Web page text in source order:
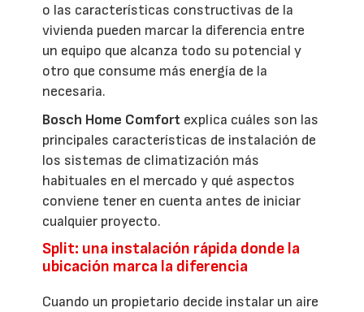
o las características constructivas de la
vivienda pueden marcar la diferencia entre
un equipo que alcanza todo su potencial y
otro que consume más energía de la
necesaria.
Bosch Home Comfort explica cuáles son las
principales características de instalación de
los sistemas de climatización más
habituales en el mercado y qué aspectos
conviene tener en cuenta antes de iniciar
cualquier proyecto.
Split: una instalación rápida donde la
ubicación marca la diferencia
Cuando un propietario decide instalar un aire